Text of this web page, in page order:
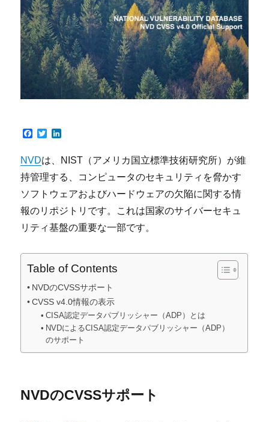
F
e
b
o
o
k
t
t
e
k
e
d
I
n
NVDは、NIST（アメリカ国立標準技術研究所）が維
持管理する、コンピュータのセキュリティを脅かす
ソフトウェアおよびハードウェアの欠陥に関する情
報のリポジトリです。これは国家のサイバーセキュ
リティ基盤の重要な一部です。
Table of Contents
NVDのCVSSサポート
CVSS v4.0情報の表示
CISA認定データパブリッシャー（ADP）とは
NVDによるCISA認定データパブリッシャー（ADP）
のサポート
NVDのCVSSサポート